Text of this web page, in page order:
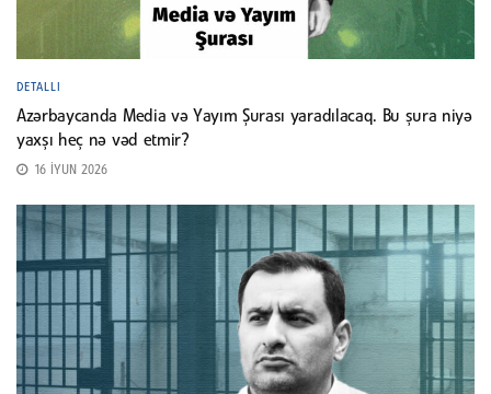
DETALLI
Azərbaycanda Media və Yayım Şurası yaradılacaq. Bu şura niyə
yaxşı heç nə vəd etmir?
16 İYUN 2026